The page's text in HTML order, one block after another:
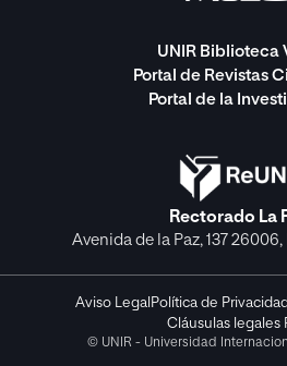
UNIR Biblioteca
Portal de Revistas
Portal de la
Rectorado La
Avenida de la Paz, 137
Aviso Legal Política de Privacidad
Cláusulas legales
© UNIR - Universidad